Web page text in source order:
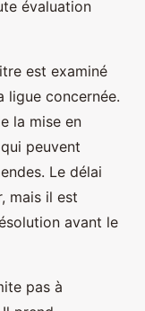
évaluation
est examiné
ligue concernée.
la mise en
peuvent
Le délai
mais il est
avant le
pas à